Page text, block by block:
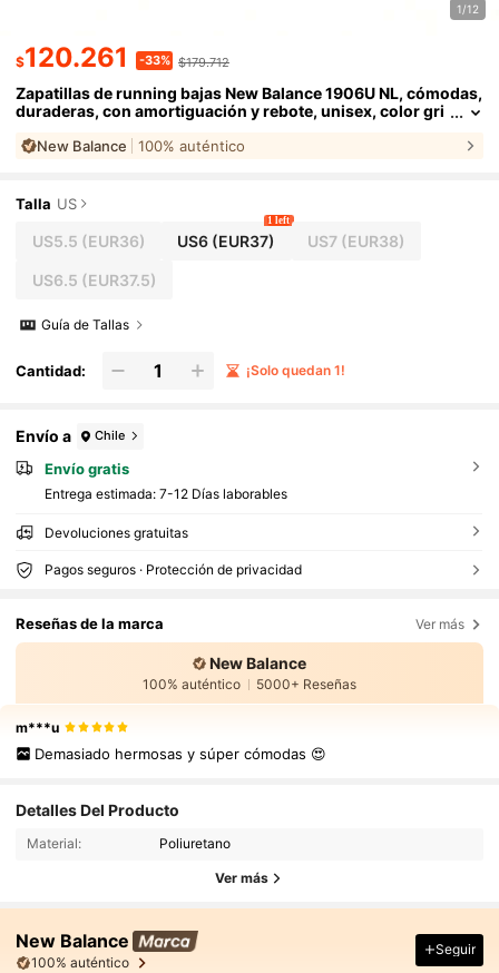
1/12
$120.261 -33% $179.712
Zapatillas de running bajas New Balance 1906U NL, cómodas,
duraderas, con amortiguación y rebote, unisex, color gri
New Balance 100% auténtico
Talla US
US5.5 (EUR36) US6 (EUR37)
1 left
US7(EUR38)
US6.5 (EUR37.5)
Guía de Tallas
Cantidad: ¡Solo quedan 1!
Envío a Chile
Envío gratis
Entrega estimada: 7-12 Días laborables
Devoluciones gratuitas
Pagos seguros · Protección de privacidad
Reseñas de la marca Ver más
New Balance
100% auténtico 5000+ Reseñas
m***u
Demasiado hermosas y súper cómodas 😍
Detalles Del Producto
Material: Poliuretano
Ver más
New Balance
100% auténtico
Seguir